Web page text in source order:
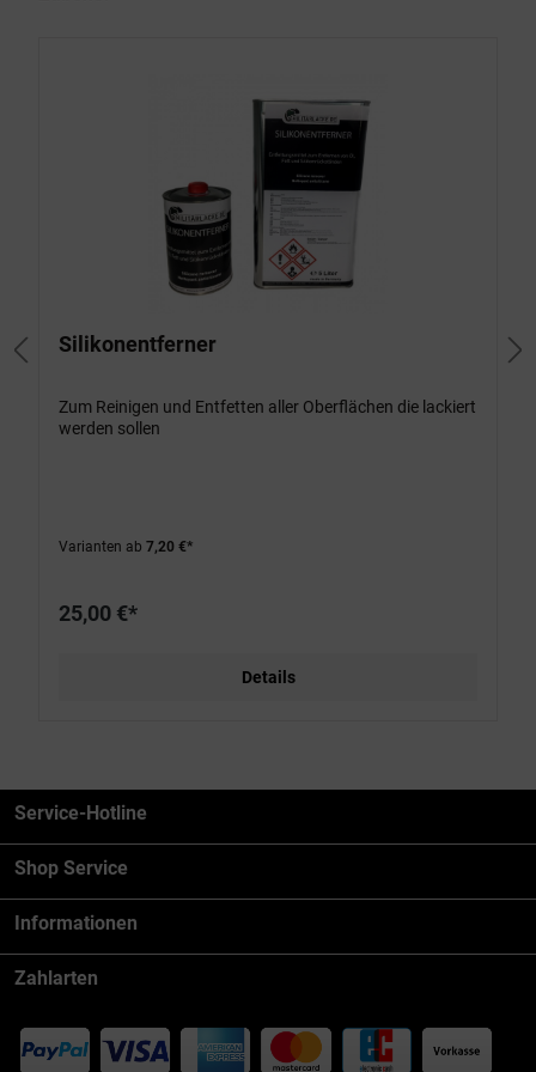
Silikonentferner
Zum Reinigen und Entfetten aller Oberflächen die lackiert
werden sollen
Varianten ab 7,20 €*
25,00 €*
Details
Service-Hotline
Shop Service
Informationen
Zahlarten